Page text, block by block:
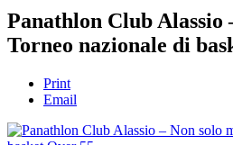
Panathlon Club Alassio
Torneo nazionale di
Print
Email